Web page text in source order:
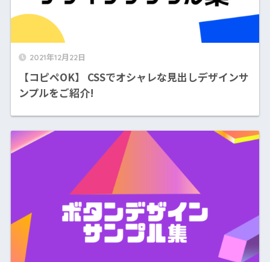
2021年12月22日
【コピペOK】 CSSでオシャレな見出しデザインサ
ンプルをご紹介!